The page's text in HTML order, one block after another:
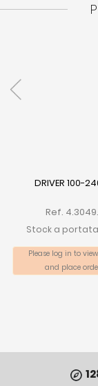
DRIVER 100-
Ref.
Stock a
Please log in to
and place